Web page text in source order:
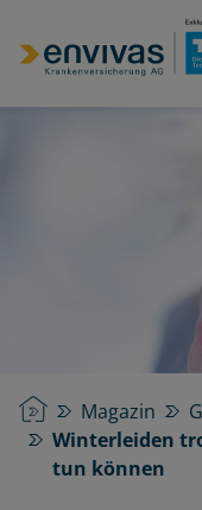
StartseiteMagazin
Winterleiden
tun können